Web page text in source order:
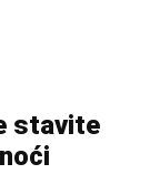
stavite